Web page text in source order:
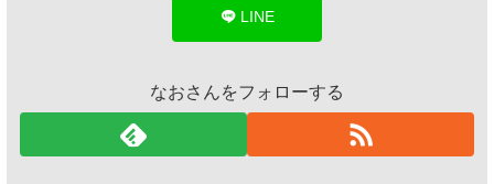
LINE
なおさんをフォローする